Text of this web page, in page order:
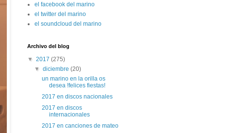
el facebook del marino
el twitter del marino
el soundcloud del marino
Archivo del blog
▼ 2017 (275)
▼diciembre(20)
un marino en la orilla os
desea !felices fiestas!
2017 en discos nacionales
2017 en discos
internacionales
2017 en canciones de mateo